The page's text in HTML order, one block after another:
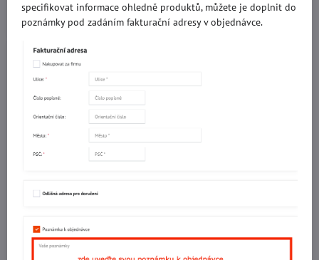
Do košíku Do košíku
Dírkáč trojúhelník B1/7
Do košíku Do košíku
specifikovat informace ohledně produktů, můžete je doplnit do
poznámky pod zadáním fakturační adresy v objednávce.